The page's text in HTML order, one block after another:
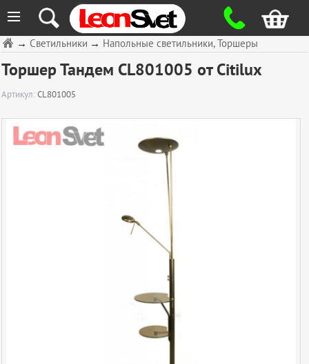
≡
→ Напольные светильники, Торшеры
→ Светильники
Торшер Тандем CL801005 от Citilux
Артикул:CL801005